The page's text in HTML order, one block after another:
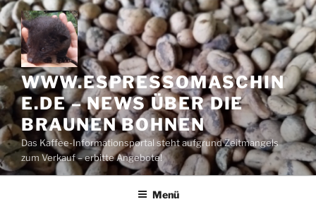
Zum
Inhalt
springen
WWW.ESPRESSOMASCHIN
E.DE – NEWS ÜBER DIE
BRAUNEN BOHNEN
Das Kaffee-Informationsportal steht aufgrund Zeitmangels
zum Verkauf – erbitte Angebote!
Menü